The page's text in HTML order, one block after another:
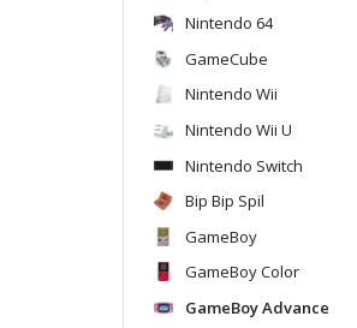
Nintendo 64
GameCube
Nintendo Wii
Nintendo Wii U
Nintendo Switch
Bip Bip Spil
GameBoy
GameBoy Color
GameBoy Advance